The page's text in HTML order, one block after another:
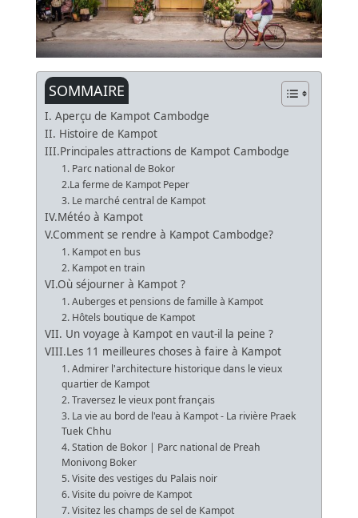
SOMMAIRE
I. Aperçu de Kampot Cambodge
II. Histoire de Kampot
III.Principales attractions de Kampot Cambodge
1. Parc national de Bokor
2.La ferme de Kampot Peper
3. Le marché central de Kampot
IV.Météo à Kampot
V.Comment se rendre à Kampot Cambodge?
1. Kampot en bus
2. Kampot en train
VI.Où séjourner à Kampot ?
1. Auberges et pensions de famille à Kampot
2. Hôtels boutique de Kampot
VII. Un voyage à Kampot en vaut-il la peine ?
VIII.Les 11 meilleures choses à faire à Kampot
1. Admirer l'architecture historique dans le vieux
quartier de Kampot
2. Traversez le vieux pont français
3. La vie au bord de l'eau à Kampot - La rivière Praek
Tuek Chhu
4. Station de Bokor | Parc national de Preah
Monivong Boker
5. Visite des vestiges du Palais noir
6. Visite du poivre de Kampot
7. Visitez les champs de sel de Kampot